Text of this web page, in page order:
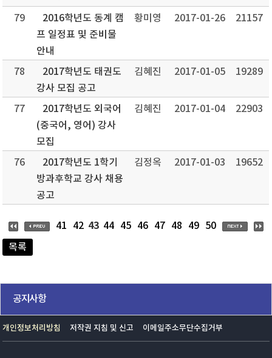
79
2016학년도 동계 캠
프 일정표 및 준비물
안내
황미영 2017-01-26 21157
78
2017학년도 태권도
강사 모집 공고
김혜진 2017-01-05 19289
77
2017학년도 외국어
(중국어, 영어) 강사
모집
김혜진 2017-01-04 22903
76
2017학년도 1학기
방과후학교 강사 채용
공고
김정옥 2017-01-03 19652
41 42 43 44 45 46 47 48 49
50
목록
공지사항
개인정보처리방침 저작권 지침 및 신고 이메일주소무단수집거부